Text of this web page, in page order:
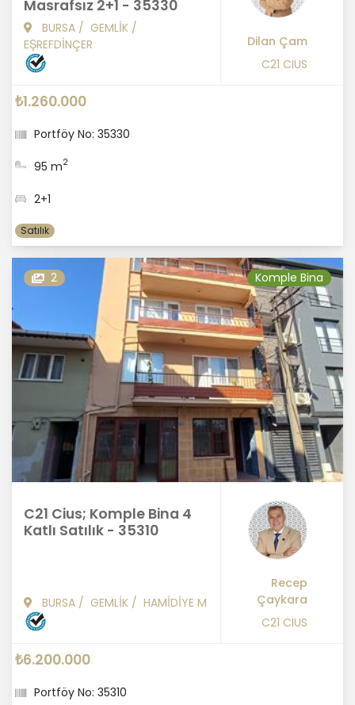
Masrafsız 2+1 - 35330
BURSA / GEMLİK /
EŞREFDİNÇER
Dilan Çam
C21 CIUS
₺1.260.000
Portföy No: 35330
95 m2
2+1
Satılık
2 Komple Bina
C21 Cius; Komple Bina 4
Katlı Satılık - 35310
BURSA / GEMLİK / HAMİDİYE M
Recep
Çaykara
C21 CIUS
₺6.200.000
Portföy No: 35310